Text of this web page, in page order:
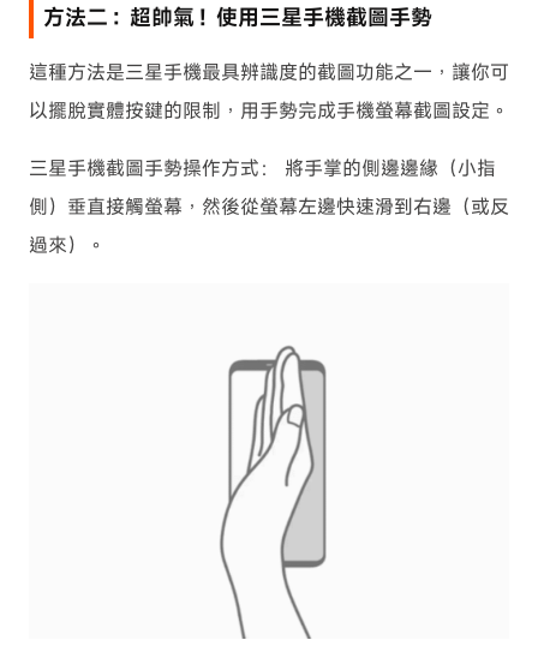
方法二：超帥氣！使用三星手機截圖手勢
這種方法是三星手機最具辨識度的截圖功能之一，讓你可
以擺脫實體按鍵的限制，用手勢完成手機螢幕截圖設定。
三星手機截圖手勢操作方式： 將手掌的側邊邊緣（小指
側）垂直接觸螢幕，然後從螢幕左邊快速滑到右邊（或反
過來）。